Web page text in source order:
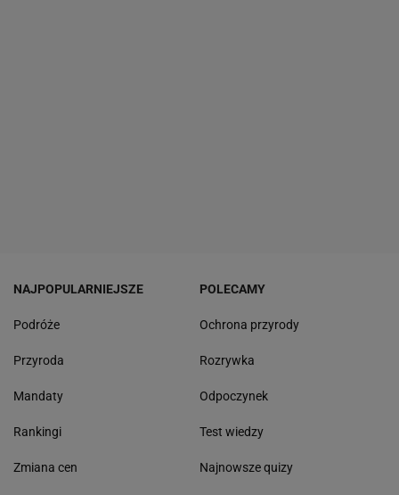
NAJPOPULARNIEJSZE
Podróże
Przyroda
Mandaty
Rankingi
Zmiana cen
POLECAMY
Ochrona przyrody
Rozrywka
Odpoczynek
Test wiedzy
Najnowsze quizy